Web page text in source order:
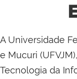
A Universidade
e Mucuri
Tecnologia da